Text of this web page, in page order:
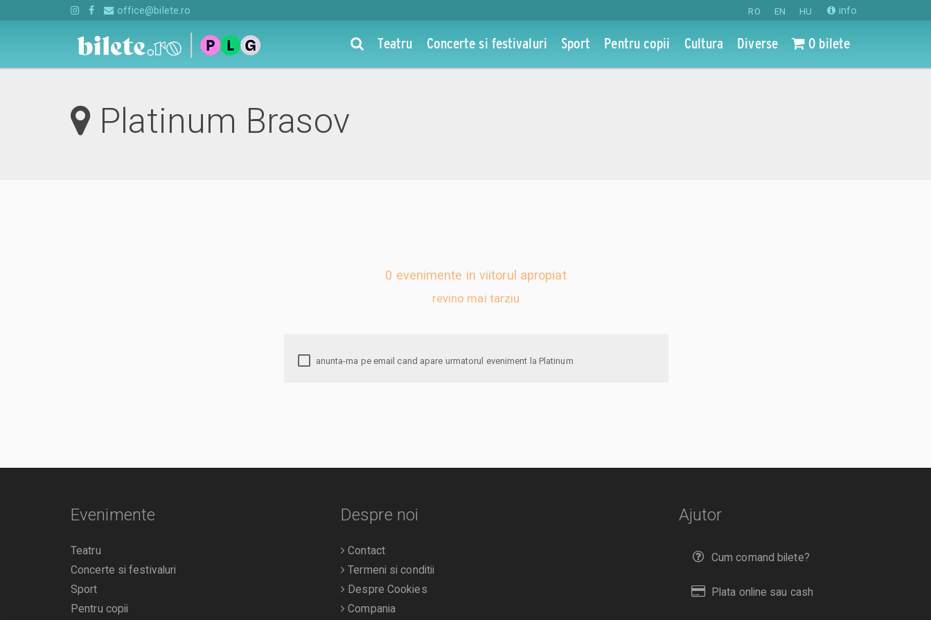
RO EN HU info
office@bilete.ro
Teatru Concerte si festivaluri Sport Pentru copii Cultura Diverse 0 bilete
Platinum Brasov
0 evenimente in viitorul apropiat
revino mai tarziu
anunta-ma pe email cand apare urmatorul eveniment la Platinum
Ajutor
Cum comand bilete?
Plata online sau cash
Evenimente
Teatru
Concerte si festivaluri
Sport
Pentru copii
Despre noi
Contact
Termeni si conditii
Despre Cookies
Compania